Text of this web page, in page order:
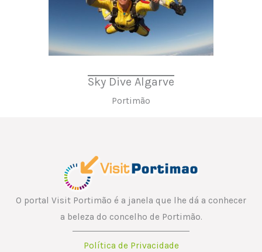
Sky Dive Algarve
Portimão
O portal Visit Portimão é a janela que lhe dá a conhecer
a beleza do concelho de Portimão.
Política de Privacidade